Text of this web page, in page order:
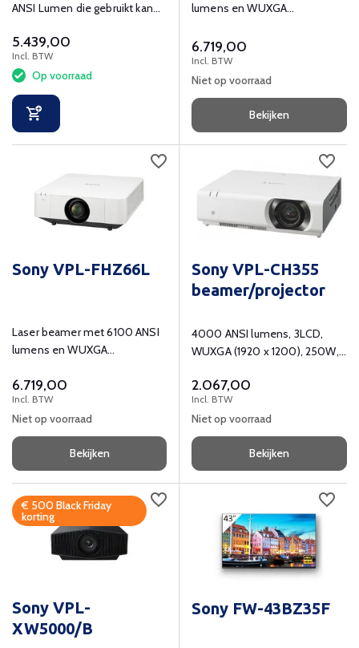
ANSI Lumen die gebruikt kan
educatieve omgevingen.
5.439,00
Incl. BTW
Op voorraad
lumens en WUXGA
6.719,00
Incl. BTW
Niet op voorraad
Bekijken
Sony VPL-FHZ66L
Laser beamer met 6100 ANSI
lumens en WUXGA
6.719,00
Incl. BTW
Niet op voorraad
Bekijken
Sony VPL-CH355
beamer/projector
4000 ANSI lumens, 3LCD,
WUXGA (1920 x 1200), 250W,
2.067,00
Incl. BTW
Niet op voorraad
Bekijken
€ 500 Black Friday
korting
Sony VPL-
XW5000/B
Sony FW-43BZ35F